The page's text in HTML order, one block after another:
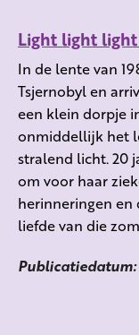
Light light light
In de lente van
Tsjernobyl en
een klein dorpje
onmiddellijk het
stralend licht. 20
om voor haar
herinneringen en
liefde van die